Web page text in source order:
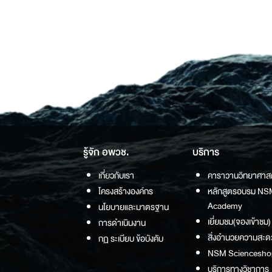
รู้จัก อพวช.
เกี่ยวกับเรา
โครงสร้างองค์กร
นโยบายและมาตรฐาน
การดำเนินงาน
กฏ ระเบียบ ข้อบังคับ
บริการ
คาราวานวิทยาศา
หลักสูตรอบรม
Academy
เยี่ยมชม(จองเข้าชม)
สิ่งอำนวยความสะ
NSM